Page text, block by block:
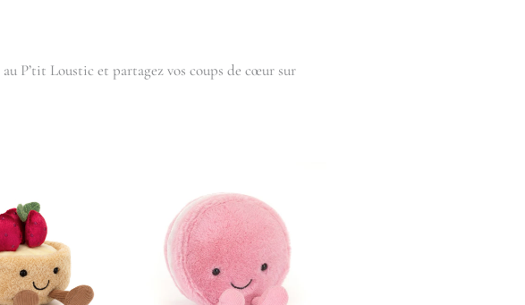
au P’tit Loustic et partagez vos coups de cœur sur